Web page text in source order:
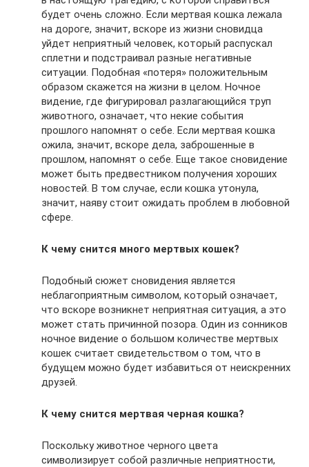
будет очень сложно. Если мертвая кошка лежала
на дороге, значит, вскоре из жизни сновидца
уйдет неприятный человек, который распускал
сплетни и подстраивал разные негативные
ситуации. Подобная «потеря» положительным
образом скажется на жизни в целом. Ночное
видение, где фигурировал разлагающийся труп
животного, означает, что некие события
прошлого напомнят о себе. Если мертвая кошка
ожила, значит, вскоре дела, заброшенные в
прошлом, напомнят о себе. Еще такое сновидение
может быть предвестником получения хороших
новостей. В том случае, если кошка утонула,
значит, наяву стоит ожидать проблем в любовной
сфере.
К чему снится много мертвых кошек?
Подобный сюжет сновидения является
неблагоприятным символом, который означает,
что вскоре возникнет неприятная ситуация, а это
может стать причинной позора. Один из сонников
ночное видение о большом количестве мертвых
кошек считает свидетельством о том, что в
будущем можно будет избавиться от неискренних
друзей.
К чему снится мертвая черная кошка?
Поскольку животное черного цвета
символизирует собой различные неприятности,